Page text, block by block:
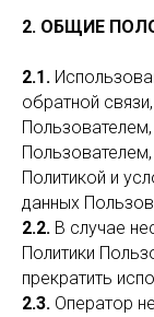
2. ОБЩИЕ
2.1.
обратной
Политикой и
данных
2.2. В случае
Политики
прекратить
2.3. Оператор